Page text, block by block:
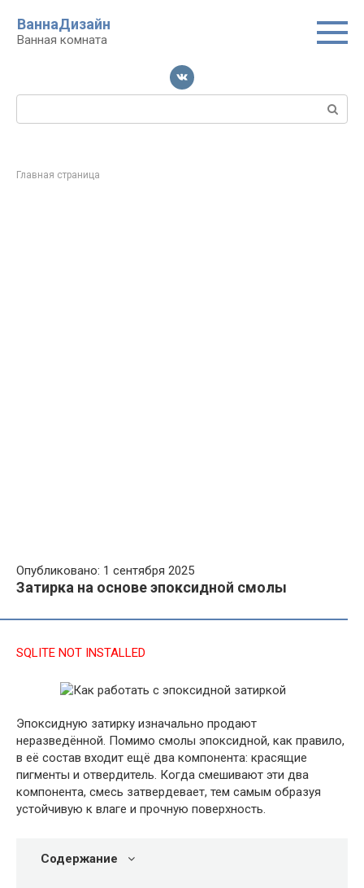
контенту
ВаннаДизайн
Ванная комната
Поиск:
Главная страница
Опубликовано: 1 сентября 2025
Затирка на основе эпоксидной смолы
SQLITE NOT INSTALLED
Эпоксидную затирку изначально продают
неразведённой. Помимо смолы эпоксидной, как правило,
в её состав входит ещё два компонента: красящие
пигменты и отвердитель. Когда смешивают эти два
компонента, смесь затвердевает, тем самым образуя
устойчивую к влаге и прочную поверхность.
Содержание